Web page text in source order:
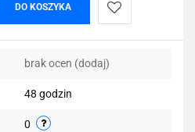
DO KOSZYKA
Do
brak ocen (dodaj)
48 godzin
0